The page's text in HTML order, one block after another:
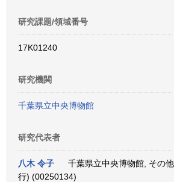
研究課題/領域番号
17K01240
研究機関
千葉県立中央博物館
研究代表者
八木 令子
千葉県立中央博物館, その
行) (00250134)